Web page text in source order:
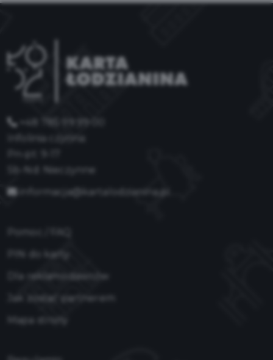
+48 785 99 99 00
informacja@kartalodzianina.pl
PIN do karty
Jak zostać partnerem
Mapa strony